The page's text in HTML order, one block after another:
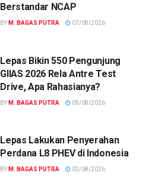
Berstandar NCAP
BY M. BAGAS PUTRA 07/08/2026
Lepas Bikin 550 Pengunjung
GIIAS 2026 Rela Antre Test
Drive, Apa Rahasianya?
BY M. BAGAS PUTRA 05/08/2026
Lepas Lakukan Penyerahan
Perdana L8 PHEV di Indonesia
BY M. BAGAS PUTRA 02/08/2026